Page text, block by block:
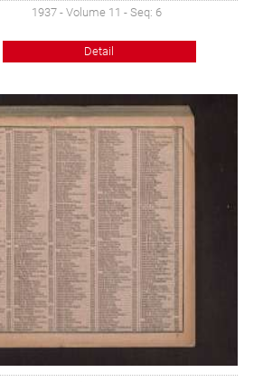
1937 - Volume 11 - Seq: 6
Detail